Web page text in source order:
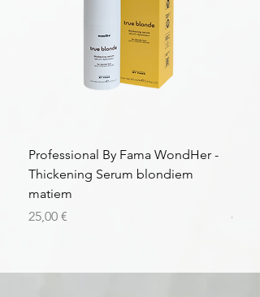
Professional By Fama WondHer -
Thickening Serum blondiem
matiem
Cena
25,00 €
Cena
43,56